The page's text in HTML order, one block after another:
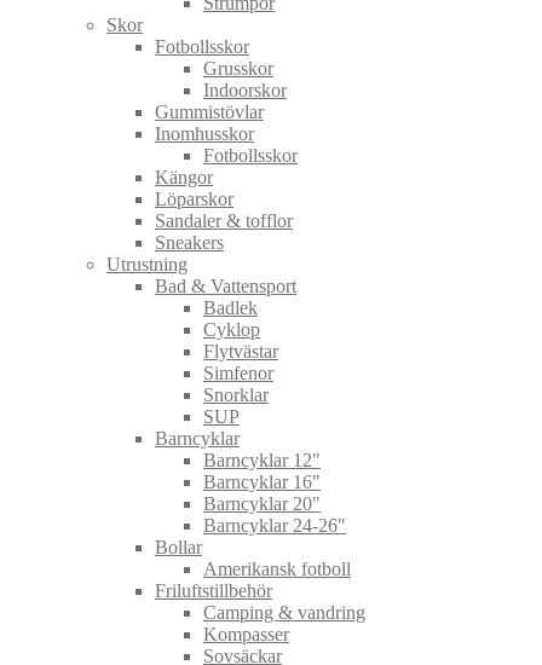
Skor
Fotbollsskor
Grusskor
Indoorskor
Gummistövlar
Inomhusskor
Fotbollsskor
Kängor
Löparskor
Sandaler & tofflor
Sneakers
Utrustning
Bad & Vattensport
Badlek
Cyklop
Flytvästar
Simfenor
Snorklar
SUP
Barncyklar
Barncyklar 12"
Barncyklar 16"
Barncyklar 20"
Barncyklar 24-26"
Bollar
Amerikansk fotboll
Friluftstillbehör
Camping & vandring
Kompasser
Sovsäckar